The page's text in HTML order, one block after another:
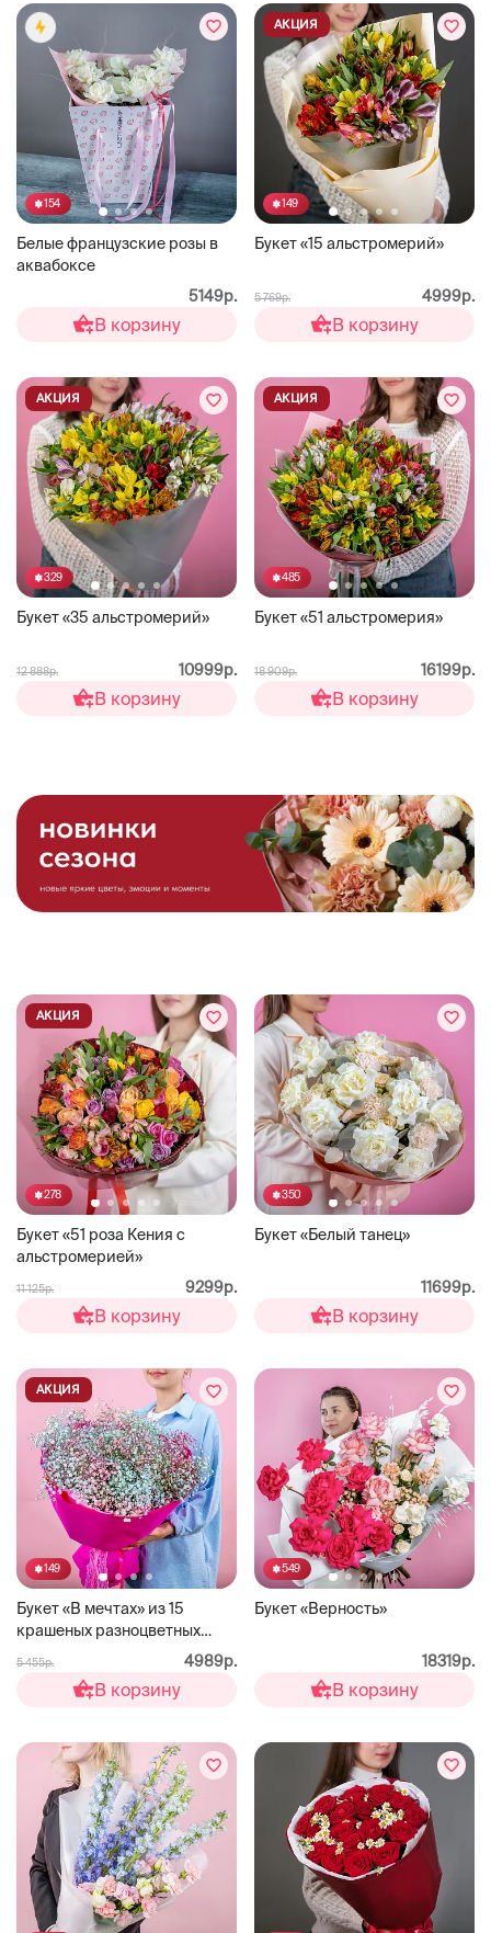
154
Белые французские розы в
аквабоксе
5149р.
В корзину
149
Букет «15 альстромерий»
АКЦИЯ
5 769р. 4999р.
В корзину
329
Букет «35 альстромерий»
АКЦИЯ
12 888р. 10999р.
В корзину
485
Букет «51 альстромерия»
АКЦИЯ
18 909р. 16199р.
В корзину
278
Букет «51 роза Кения с
альстромерией»
АКЦИЯ
11 125р. 9299р.
В корзину
350
Букет «Белый танец»
11699р.
В корзину
149
Букет «В мечтах» из 15
крашеных разноцветных
АКЦИЯ
5 455р. 4989р.
В корзину
549
Букет «Верность»
18319р.
В корзину